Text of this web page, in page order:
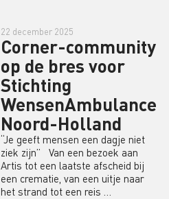
22 december 2025
Corner-community
op de bres voor
Stichting
WensenAmbulance
Noord-Holland
“Je geeft mensen een dagje niet
ziek zijn” Van een bezoek aan
Artis tot een laatste afscheid bij
een crematie, van een uitje naar
het strand tot een reis …